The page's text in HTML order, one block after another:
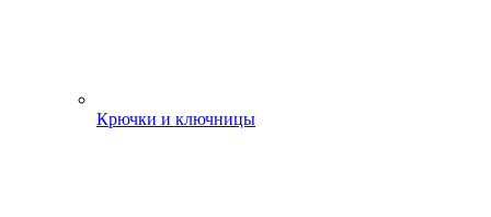
Крючки и ключницы